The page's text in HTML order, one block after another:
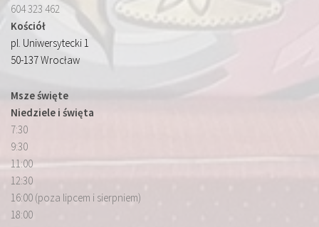
604 323 462
Kościół
pl. Uniwersytecki 1
50-137 Wrocław
Msze święte
Niedziele i święta
7:30
9:30
11:00
12:30
16:00 (poza lipcem i sierpniem)
18:00